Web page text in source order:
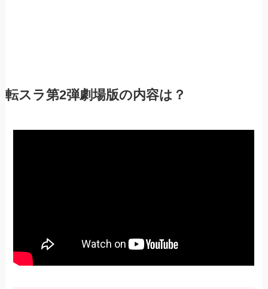
転スラ第2弾劇場版の内容は？